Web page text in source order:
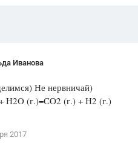
Иванова
Не нервничай)
Н2O (г.)=СО2 (г.) + Н2 (г.)
2017